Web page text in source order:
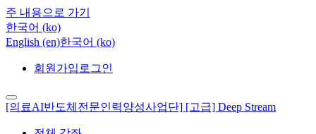
주 내용으로 가기
한국어 ‎(ko)‎
English ‎(en)‎한국어 ‎(ko)‎
회원가입 로그인
[의료AI반도체전문인력양성사업단] [고급] Deep Stream